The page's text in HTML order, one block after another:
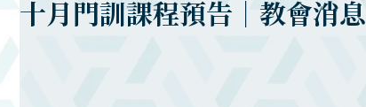
十月門訓課程預告｜教會消息